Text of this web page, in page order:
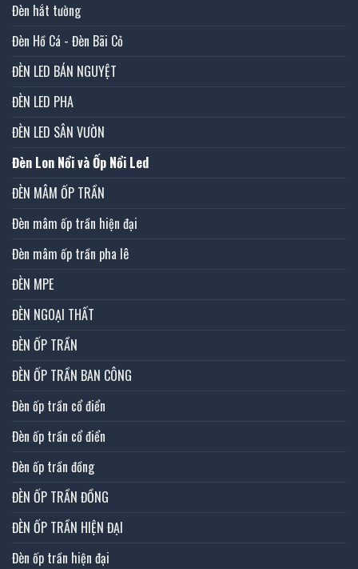
Đèn hắt tường
Đèn Hồ Cá - Đèn Bãi Cỏ
ĐÈN LED BÁN NGUYỆT
ĐÈN LED PHA
ĐÈN LED SÂN VƯỜN
Đèn Lon Nổi và Ốp Nổi Led
ĐÈN MÂM ỐP TRẦN
Đèn mâm ốp trần hiện đại
Đèn mâm ốp trần pha lê
ĐÈN MPE
ĐÈN NGOẠI THẤT
ĐÈN ỐP TRẦN
ĐÈN ỐP TRẦN BAN CÔNG
Đèn ốp trần cổ điển
Đèn ốp trần cổ điển
Đèn ốp trần đồng
ĐÈN ỐP TRẦN ĐỒNG
ĐÈN ỐP TRẦN HIỆN ĐẠI
Đèn ốp trần hiện đại